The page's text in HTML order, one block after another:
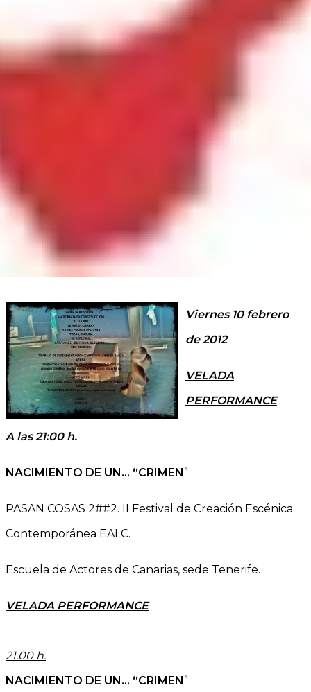
Inicio PASAN COSAS 2##2
Viernes 10 febrero
de 2012
VELADA
PERFORMANCE
A las 21:00 h.
NACIMIENTO DE UN… “CRIMEN ”
PASAN COSAS 2##2. II Festival de Creación Escénica
Contemporánea EALC.
Escuela de Actores de Canarias, sede Tenerife.
VELADA PERFORMANCE
21.00 h.
NACIMIENTO DE UN… “CRIMEN ”